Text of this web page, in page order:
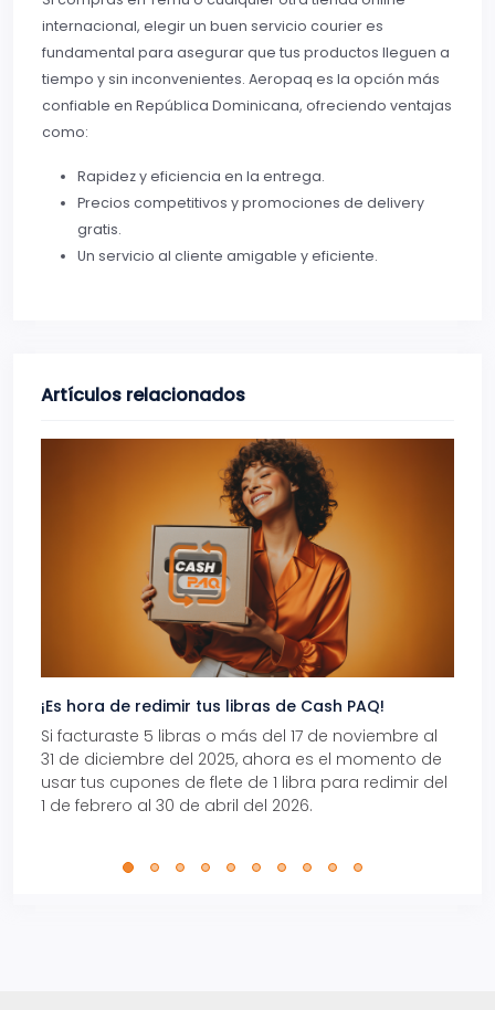
internacional, elegir un buen servicio courier es
fundamental para asegurar que tus productos lleguen a
tiempo y sin inconvenientes. Aeropaq es la opción más
confiable en República Dominicana, ofreciendo ventajas
como:
Rapidez y eficiencia en la entrega.
Precios competitivos y promociones de delivery
gratis.
Un servicio al cliente amigable y eficiente.
Artículos relacionados
¡Es hora de redimir tus libras de Cash PAQ!
Si facturaste 5 libras o más del 17 de noviembre al
31 de diciembre del 2025, ahora es el momento de
usar tus cupones de flete de 1 libra para redimir del
1 de febrero al 30 de abril del 2026.